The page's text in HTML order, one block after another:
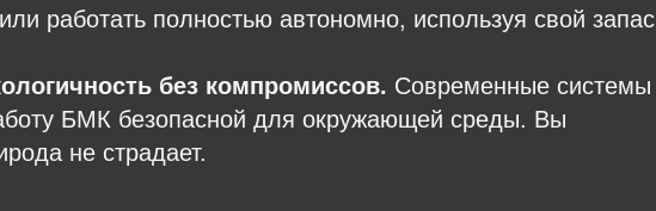
работать полностью автономно, используя свой запас
без компромиссов. Современные системы
БМК безопасной для окружающей среды. Вы
не страдает.